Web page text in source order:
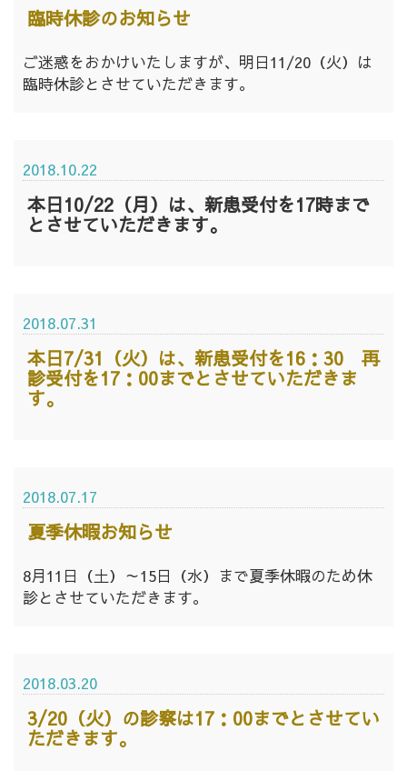
臨時休診のお知らせ
ご迷惑をおかけいたしますが、明日11/20（火）は
臨時休診とさせていただきます。
2018.10.22
本日10/22（月）は、新患受付を17時まで
とさせていただきます。
2018.07.31
本日7/31（火）は、新患受付を16：30 再
診受付を17：00までとさせていただきま
す。
2018.07.17
夏季休暇お知らせ
8月11日（土）～15日（水）まで夏季休暇のため休
診とさせていただきます。
2018.03.20
3/20（火）の診察は17：00までとさせてい
ただきます。